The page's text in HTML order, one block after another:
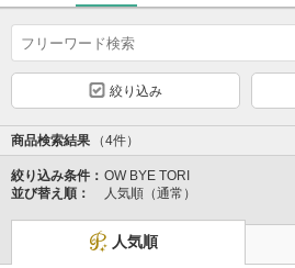
絞り込み
商品検索結果 （4件）
絞り込み条件： OW BYE TORI
並び替え順：
人気順（通常）
人気順